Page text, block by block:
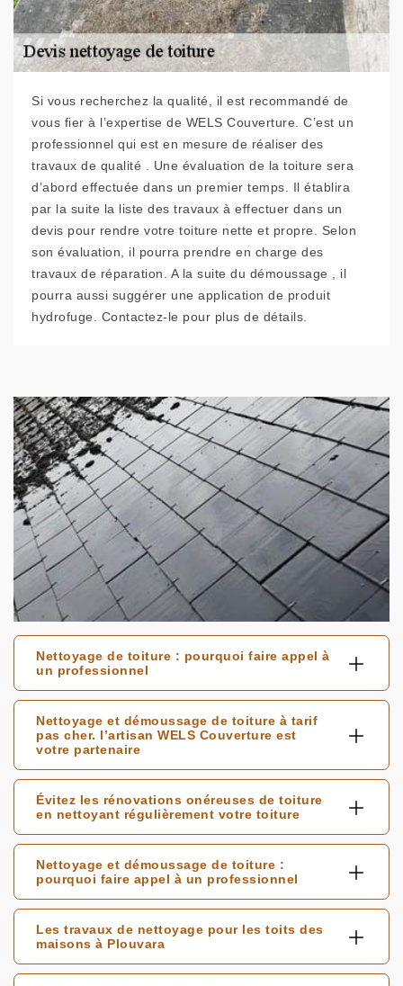
Si vous recherchez la qualité, il est recommandé de
vous fier à l’expertise de WELS Couverture. C’est un
professionnel qui est en mesure de réaliser des
travaux de qualité . Une évaluation de la toiture sera
d’abord effectuée dans un premier temps. Il établira
par la suite la liste des travaux à effectuer dans un
devis pour rendre votre toiture nette et propre. Selon
son évaluation, il pourra prendre en charge des
travaux de réparation. A la suite du démoussage , il
pourra aussi suggérer une application de produit
hydrofuge. Contactez-le pour plus de détails.
Nettoyage de toiture : pourquoi faire appel à
un professionnel
Nettoyage et démoussage de toiture à tarif
pas cher. l’artisan WELS Couverture est
votre partenaire
Évitez les rénovations onéreuses de toiture
en nettoyant régulièrement votre toiture
Nettoyage et démoussage de toiture :
pourquoi faire appel à un professionnel
Les travaux de nettoyage pour les toits des
maisons à Plouvara